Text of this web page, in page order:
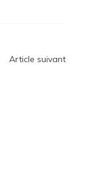
Article suivant